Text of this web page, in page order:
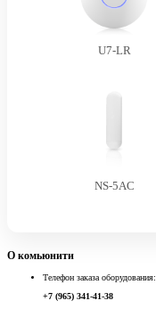
U7-LR
NS-5AC
О комьюнити
Телефон заказа оборудования:
+7 (965) 341-41-38